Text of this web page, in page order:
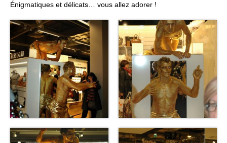
Énigmatiques et délicats… vous allez adorer !